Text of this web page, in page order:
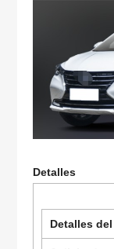
Detalles
Detalles